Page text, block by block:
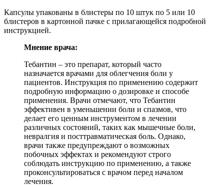
Капсулы упакованы в блистеры по 10 штук по 5 или 10
блистеров в картонной пачке с прилагающейся подробной
инструкцией.
Мнение врача:
Тебантин – это препарат, который часто
назначается врачами для облегчения боли у
пациентов. Инструкция по применению содержит
подробную информацию о дозировке и способе
применения. Врачи отмечают, что Тебантин
эффективен в уменьшении боли и спазмов, что
делает его ценным инструментом в лечении
различных состояний, таких как мышечные боли,
невралгия и посттравматическая боль. Однако,
врачи также предупреждают о возможных
побочных эффектах и рекомендуют строго
соблюдать инструкцию по применению, а также
проконсультироваться с врачом перед началом
лечения.